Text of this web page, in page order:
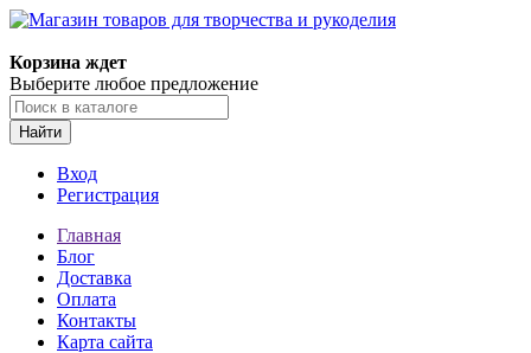
Корзина ждет
Выберите любое предложение
Найти
Вход
Регистрация
Главная
Блог
Доставка
Оплата
Контакты
Карта сайта